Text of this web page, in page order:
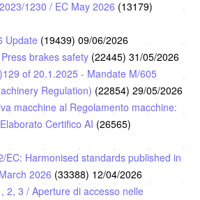
1230 / EC May 2026 (13179)
Update (19439) 09/06/2026
brakes safety (22445) 31/05/2026
of 20.1.2025 - Mandate M/605
Regulation) (22854) 29/05/2026
macchine al Regolamento macchine:
Certifico AI (26565)
EC: Harmonised standards published in
2026 (33388) 12/04/2026
2, 3 / Aperture di accesso nelle